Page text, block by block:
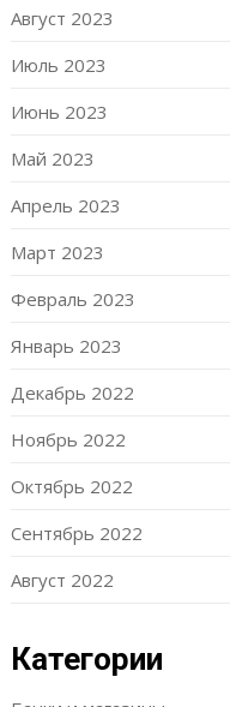
Август 2023
Июль 2023
Июнь 2023
Май 2023
Апрель 2023
Март 2023
Февраль 2023
Январь 2023
Декабрь 2022
Ноябрь 2022
Октябрь 2022
Сентябрь 2022
Август 2022
Категории